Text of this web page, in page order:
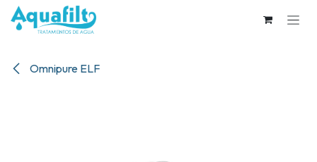
Ir al contenido
Omnipure ELF